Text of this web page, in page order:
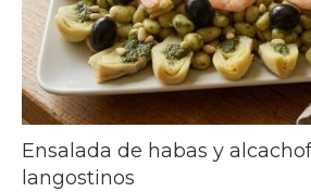
Ensalada de habas y
langostinos